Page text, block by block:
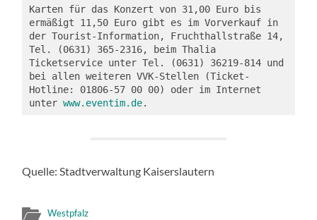
Karten für das Konzert von 31,00 Euro bis
ermäßigt 11,50 Euro gibt es im Vorverkauf in
der Tourist-Information, Fruchthallstraße 14,
Tel. (0631) 365-2316, beim Thalia
Ticketservice unter Tel. (0631) 36219-814 und
bei allen weiteren VVK-Stellen (Ticket-
Hotline: 01806-57 00 00) oder im Internet
unter www.eventim.de.
Quelle: Stadtverwaltung Kaiserslautern
Westpfalz